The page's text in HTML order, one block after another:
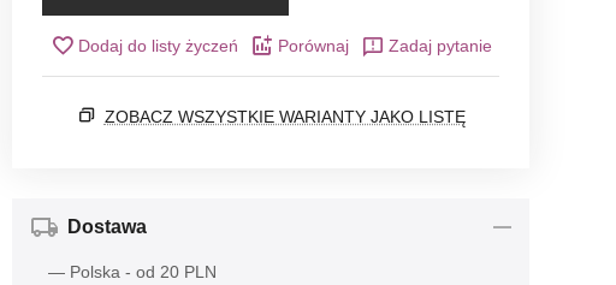
Dodaj do listy życzeń Porównaj Zadaj pytanie
ZOBACZ WSZYSTKIE WARIANTY JAKO LISTĘ
Dostawa
— Polska - od 20 PLN